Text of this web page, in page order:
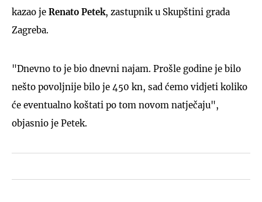
kazao je Renato Petek, zastupnik u Skupštini grada
Zagreba.
"Dnevno to je bio dnevni najam. Prošle godine je bilo
nešto povoljnije bilo je 450 kn, sad ćemo vidjeti koliko
će eventualno koštati po tom novom natječaju",
objasnio je Petek.